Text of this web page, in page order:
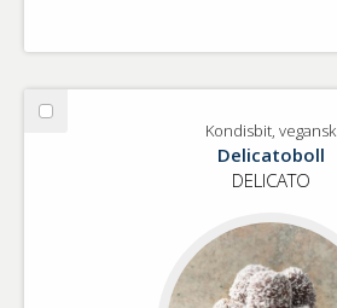
Välj
Kondisbit, vegansk
Delicatoboll
DELICATO